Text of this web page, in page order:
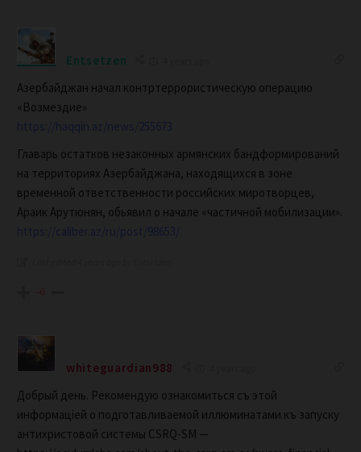
Entsetzen
Азербайджан начал контртеррористическую операцию
«Возмездие»
https://haqqin.az/news/255673
Главарь остатков незаконных армянских бандформирований
на территориях Азербайджана, находящихся в зоне
временной ответственности российских миротворцев,
Араик Арутюнян, обьявил о начале «частичной мобилизации».
https://caliber.az/ru/post/98653/
whiteguardian988
Добрый день. Рекомендую ознакомиться съ этой
информацiей о подготавливаемой иллюминатами къ запуску
антихристовой системы CSRQ-SM —